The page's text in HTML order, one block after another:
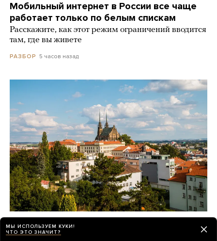
Мобильный интернет в России все чаще
работает только по белым спискам
Расскажите, как этот режим ограничений вводится
там, где вы живете
РАЗБОР 5 часов назад
Зачем абитуриенты из постсоветских
стран едут учиться в Чехию и Словакию?
МЫ ИСПОЛЬЗУЕМ КУКИ!
ЧТО ЭТО ЗНАЧИТ?